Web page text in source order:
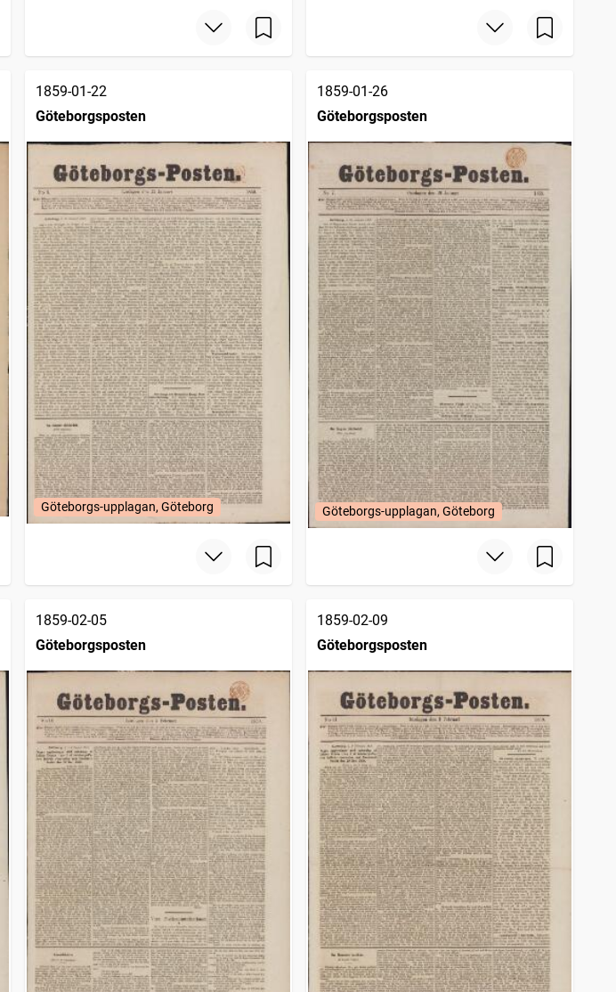
1859-01-22
Göteborgsposten
Göteborgs-upplagan, Göteborg
1859-01-26
Göteborgsposten
Göteborgs-upplagan, Göteborg
1859-02-05
Göteborgsposten
1859-02-09
Göteborgsposten